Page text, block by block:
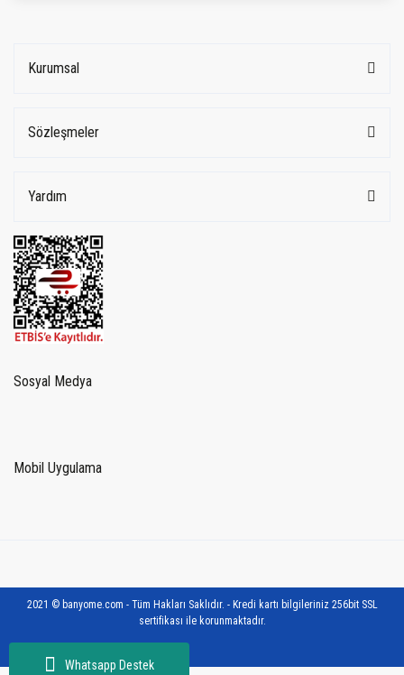
Whatsapp Destek
Kurumsal
Sözleşmeler
Yardım
Sosyal Medya
Mobil Uygulama
2021 © banyome.com - Tüm Hakları Saklıdır. - Kredi kartı bilgileriniz 256bit SSL
sertifikası ile korunmaktadır.